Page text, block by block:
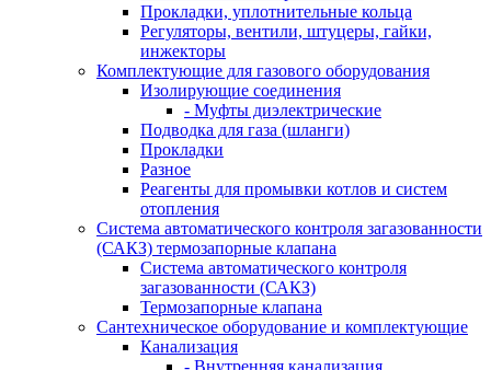
Прокладки, уплотнительные кольца
Регуляторы, вентили, штуцеры, гайки,
инжекторы
Комплектующие для газового оборудования
Изолирующие соединения
- Муфты диэлектрические
Подводка для газа (шланги)
Прокладки
Разное
Реагенты для промывки котлов и систем
отопления
Система автоматического контроля загазованности
(САКЗ) термозапорные клапана
Система автоматического контроля
загазованности (САКЗ)
Термозапорные клапана
Сантехническое оборудование и комплектующие
Канализация
- Внутренняя канализация